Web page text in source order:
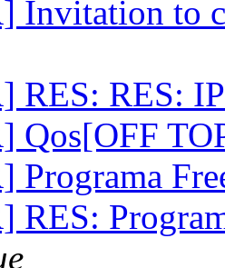
Invitation to
RES: RES:
Qos[OFF
Programa
RES: